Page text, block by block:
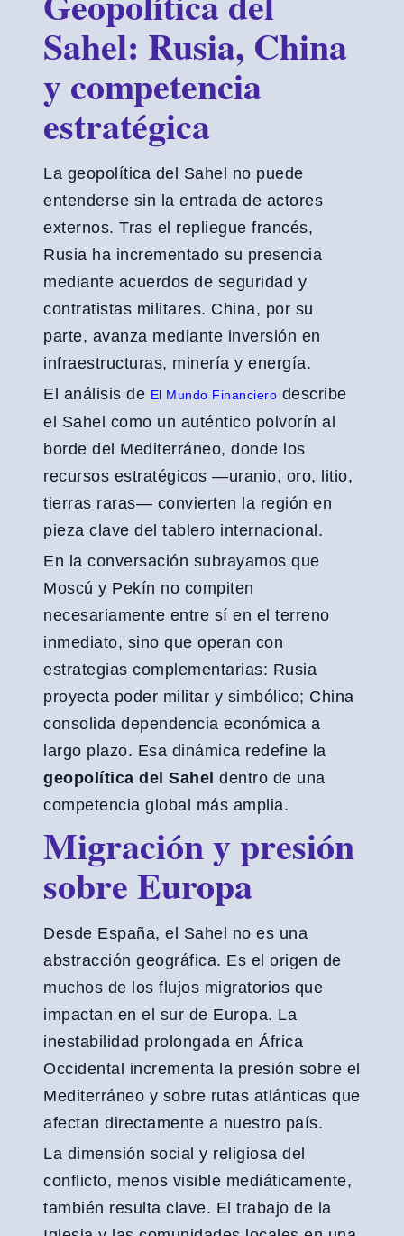
Sahel: Rusia, China
y competencia
estratégica
La geopolítica del Sahel no puede
entenderse sin la entrada de actores
externos. Tras el repliegue francés,
Rusia ha incrementado su presencia
mediante acuerdos de seguridad y
contratistas militares. China, por su
parte, avanza mediante inversión en
infraestructuras, minería y energía.
El análisis de El Mundo Financiero describe
el Sahel como un auténtico polvorín al
borde del Mediterráneo, donde los
recursos estratégicos —uranio, oro, litio,
tierras raras— convierten la región en
pieza clave del tablero internacional.
En la conversación subrayamos que
Moscú y Pekín no compiten
necesariamente entre sí en el terreno
inmediato, sino que operan con
estrategias complementarias: Rusia
proyecta poder militar y simbólico; China
consolida dependencia económica a
largo plazo. Esa dinámica redefine la
geopolítica del Sahel dentro de una
competencia global más amplia.
Migración y presión
sobre Europa
Desde España, el Sahel no es una
abstracción geográfica. Es el origen de
muchos de los flujos migratorios que
impactan en el sur de Europa. La
inestabilidad prolongada en África
Occidental incrementa la presión sobre el
Mediterráneo y sobre rutas atlánticas que
afectan directamente a nuestro país.
La dimensión social y religiosa del
conflicto, menos visible mediáticamente,
también resulta clave. El trabajo de la